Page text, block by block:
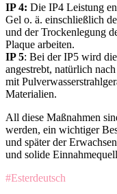
IP 4: Die IP4 Leistung
Gel o. ä. einschließlich
und der Trockenlegung
Plaque arbeiten.
IP 5: Bei der IP5 wird
angestrebt, natürlich
mit
Materialien.
All diese Maßnahmen
werden, ein wichtiger
und später der
und solide
#Esterdeutsch